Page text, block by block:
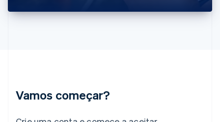
Vamos começar?
English
日本語English